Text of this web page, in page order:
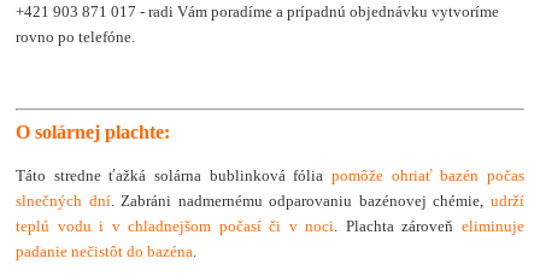
+421 903 871 017 - radi Vám poradíme a prípadnú objednávku vytvoríme
rovno po telefóne.
O solárnej plachte:
Táto stredne ťažká solárna bublinková fólia pomôže ohriať bazén počas
slnečných dní. Zabráni nadmernému odparovaniu bazénovej chémie, udrží
teplú vodu i v chladnejšom počasí či v noci . Plachta zároveň eliminuje
padanie nečistôt do bazéna